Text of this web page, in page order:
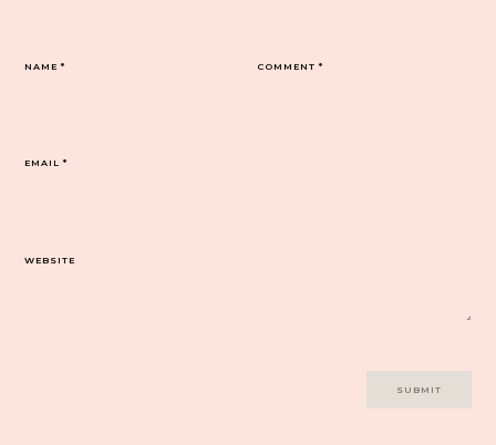
COMMENT*
NAME*
EMAIL*
WEBSITE